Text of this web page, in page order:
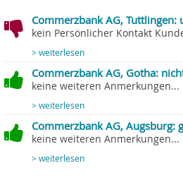
Commerzbank AG, Tuttlingen:
kein Persönlicher Kontakt
> weiterlesen
Commerzbank AG, Gotha:
keine weiteren Anmerkungen...
> weiterlesen
Commerzbank AG, Augsburg:
keine weiteren Anmerkungen...
> weiterlesen